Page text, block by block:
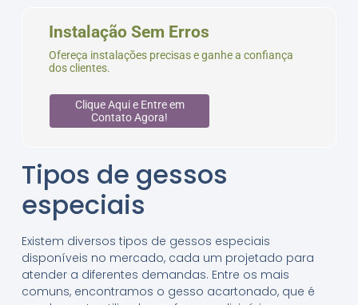
Instalação Sem Erros
Ofereça instalações precisas e ganhe a confiança
dos clientes.
Clique Aqui e Entre em
Contato Agora!
Tipos de gessos
especiais
Existem diversos tipos de gessos especiais
disponíveis no mercado, cada um projetado para
atender a diferentes demandas. Entre os mais
comuns, encontramos o gesso acartonado, que é